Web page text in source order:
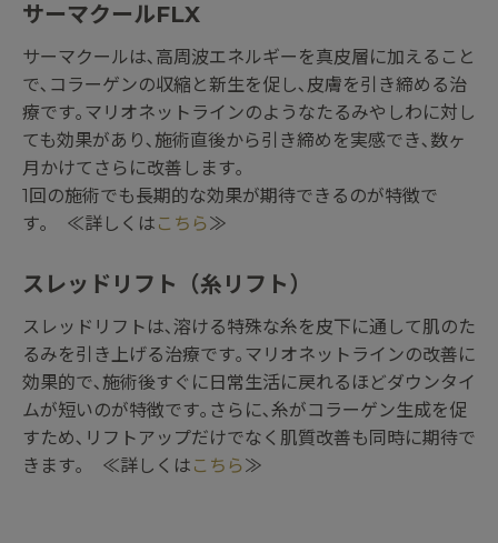
サーマクールFLX
サーマクールは､高周波エネルギーを真皮層に加えること
で､コラーゲンの収縮と新生を促し､皮膚を引き締める治
療です｡マリオネットラインのようなたるみやしわに対し
ても効果があり､施術直後から引き締めを実感でき､数ヶ
月かけてさらに改善します｡
1回の施術でも長期的な効果が期待できるのが特徴で
す｡ ≪詳しくは こちら≫
スレッドリフト（糸リフト）
スレッドリフトは､溶ける特殊な糸を皮下に通して肌のた
るみを引き上げる治療です｡マリオネットラインの改善に
効果的で､施術後すぐに日常生活に戻れるほどダウンタイ
ムが短いのが特徴です｡さらに､糸がコラーゲン生成を促
すため､リフトアップだけでなく肌質改善も同時に期待で
きます｡ ≪詳しくは こちら≫